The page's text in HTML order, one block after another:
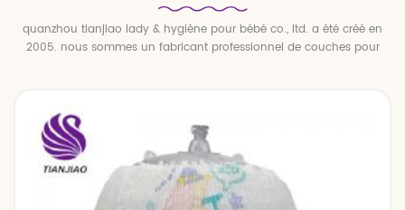
quanzhou tianjiao lady & hygiène pour bébé co., ltd. a été créé en
2005. nous sommes un fabricant professionnel de couches pour